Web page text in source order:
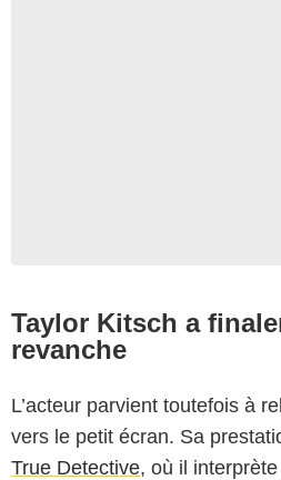
Taylor Kitsch a
revanche
L’acteur parvient toutefois à
vers le petit écran. Sa
True Detective, où il interprète